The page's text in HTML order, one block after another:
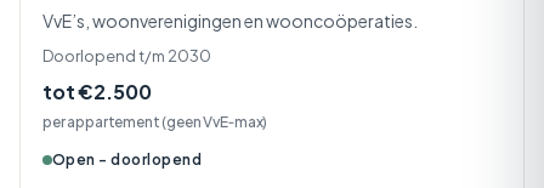
VvE’s, woonverenigingen en wooncoöperaties.
Doorlopend t/m 2030
tot €2.500
per appartement (geen VvE‑max)
Open - doorlopend